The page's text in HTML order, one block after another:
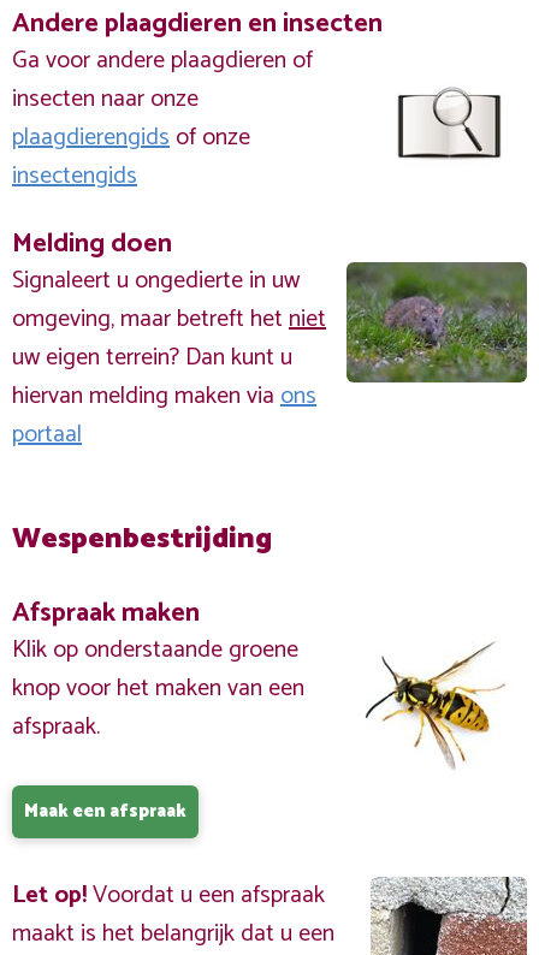
Andere plaagdieren en insecten
Ga voor andere plaagdieren of
insecten naar onze
plaagdierengidsof onze
insectengids
Melding doen
Signaleert u ongedierte in uw
omgeving, maar betreft hetniet
uw eigen terrein? Dan kunt u
hiervan melding maken viaons
portaal
Wespenbestrijding
Afspraak maken
Klik op onderstaande groene
knop voor het maken van een
afspraak.
Maak een afspraak
Let op!Voordat u een afspraak
maakt is het belangrijk dat u een